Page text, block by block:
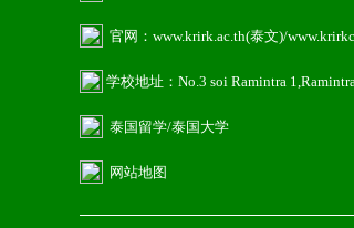
官网：www.krirk.ac.th(泰文)/
学校地址：No.3 soi Ramintra
泰国留学/泰国大学
网站地图